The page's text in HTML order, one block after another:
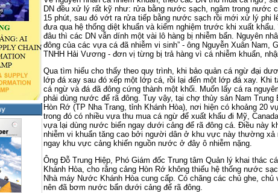
DN đều xử lý rất kỹ như: rửa bằng nước sạch, ngâm trong nước
15 phút, sau đó vớt ra rửa tiếp bằng nước sạch rồi mới xử lý phi
đưa qua hệ thống diệt khuẩn và kiểm nghiệm trước khi xuất khẩu.
đâu thì các DN vẫn dính một vài lô hàng bị nhiễm bẩn. Nguyên
đông của các vựa cá đã nhiễm vi sinh” - ông Nguyễn Xuân Nam,
TNHH Hải Vương - đơn vị từng bị trả hàng vì cá nhiễm khuẩn,
Qua tìm hiểu cho thấy theo quy trình, khi bảo quản cá ngừ đại
lớp đá xay sau đó xếp một lớp cá, rồi lại đến một lớp đá xay. Khi
cá ngừ và đá đã đông cứng thành một khối. Muốn lấy cá ra
phải dùng nước để rã đông. Tuy vậy, tại chợ thủy sản Nam Trung
Hòn Rớ (TP Nha Trang, tỉnh Khánh Hòa), nơi hiện có khoảng 20
trong đó có nhiều vựa thu mua cá ngừ để xuất khẩu đi Mỹ,
vựa lại dùng nước biển ngay dưới cảng để rã đông cá. Điều này
nhiễm vi khuẩn tăng cao bởi người dân ở khu vực này thường
ngay khu vực cảng khiến nguồn nước ở đây ô nhiễm nặng.
Ông Đỗ Trung Hiệp, Phó Giám đốc Trung tâm Quản lý khai thác
Khánh Hòa, cho rằng cảng Hòn Rớ không thiếu hệ thống nước
Nhà máy Nước Khánh Hòa cung cấp. Có chăng các chủ ghe,
nên đã bơm nước bẩn dưới cảng để rã đông.